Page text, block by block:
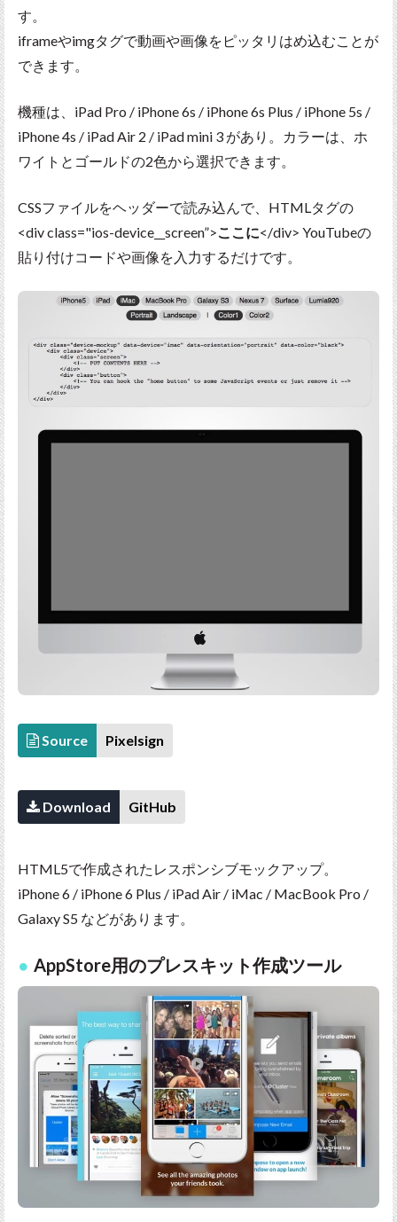
す。
iframeやimgタグで動画や画像をピッタリはめ込むことが
できます。
機種は、iPad Pro / iPhone 6s / iPhone 6s Plus / iPhone 5s /
iPhone 4s / iPad Air 2 / iPad mini 3 があり。カラーは、ホ
ワイトとゴールドの2色から選択できます。
CSSファイルをヘッダーで読み込んで、HTMLタグの
<div class="ios-device__screen”>ここに</div> YouTubeの
貼り付けコードや画像を入力するだけです。
Source Pixelsign
Download GitHub
HTML5で作成されたレスポンシブモックアップ。
iPhone 6 / iPhone 6 Plus / iPad Air / iMac / MacBook Pro /
Galaxy S5 などがあります。
AppStore用のプレスキット作成ツール